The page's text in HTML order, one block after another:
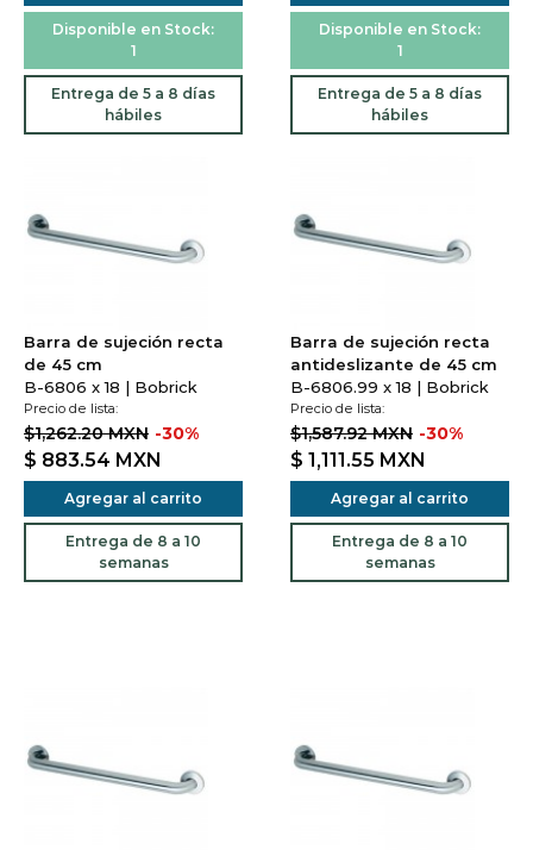
Disponible en Stock:
1
Entrega de 5 a 8 días
hábiles
Disponible en Stock:
1
Entrega de 5 a 8 días
hábiles
Barra de sujeción recta
de 45 cm
B-6806 x 18 | Bobrick
Precio de lista:
$1,262.20 MXN -30%
$ 883.54 MXN
Agregar al carrito
Entrega de 8 a 10
semanas
Barra de sujeción recta
antideslizante de 45 cm
B-6806.99 x 18 | Bobrick
Precio de lista:
$1,587.92 MXN -30%
$ 1,111.55 MXN
Agregar al carrito
Entrega de 8 a 10
semanas